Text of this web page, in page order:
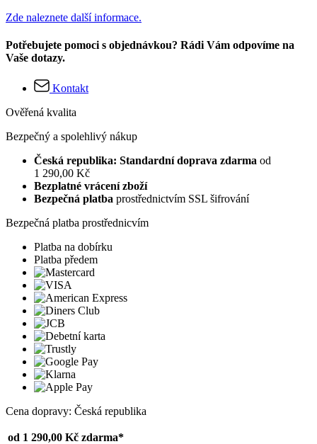
Zde naleznete další informace.
Potřebujete pomoci s objednávkou? Rádi Vám odpovíme na
Vaše dotazy.
Kontakt
Ověřená kvalita
Bezpečný a spolehlivý nákup
Česká republika: Standardní doprava zdarma od
1 290,00 Kč
Bezplatné vrácení zboží
Bezpečná platba prostřednictvím SSL šifrování
Bezpečná platba prostřednicvím
Platba na dobírku
Platba předem
Cena dopravy: Česká republika
od 1 290,00 Kč zdarma*